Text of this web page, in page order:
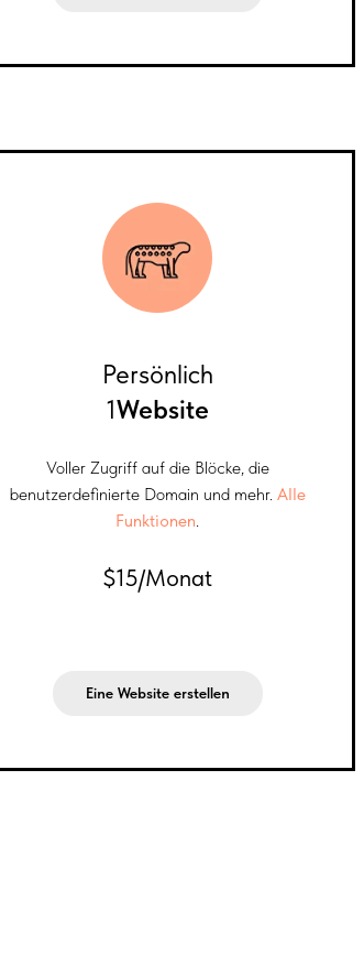
Persönlich
1Website
Voller Zugriff auf die Blöcke, die
benutzerdefinierte Domain und mehr. Alle
Funktionen.
$15/Monat
Eine Website erstellen